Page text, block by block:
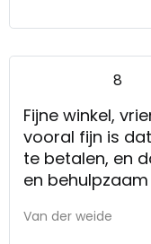
8
Fijne winkel,
vooral fijn is
te betalen, en
en
Van der weide